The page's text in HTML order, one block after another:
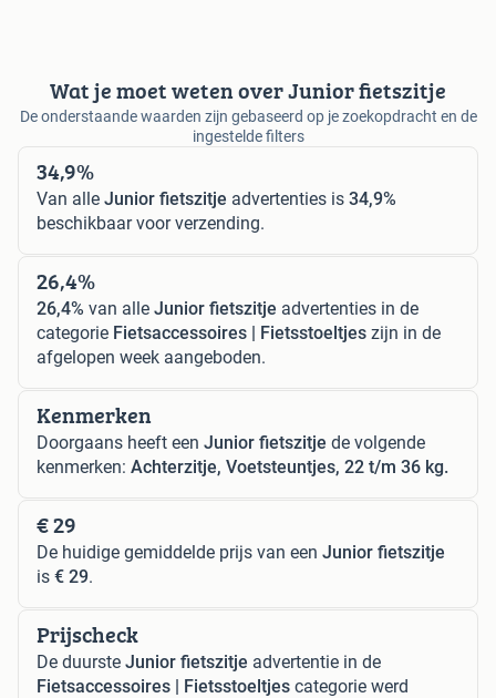
Wat je moet weten over Junior fietszitje
De onderstaande waarden zijn gebaseerd op je zoekopdracht en de
ingestelde filters
34,9%
Van alle Junior fietszitje advertenties is 34,9%
beschikbaar voor verzending.
26,4%
26,4% van alle Junior fietszitje advertenties in de
categorie Fietsaccessoires | Fietsstoeltjes zijn in de
afgelopen week aangeboden.
Kenmerken
Doorgaans heeft een Junior fietszitje de volgende
kenmerken: Achterzitje, Voetsteuntjes, 22 t/m 36 kg.
€ 29
De huidige gemiddelde prijs van een Junior fietszitje
is € 29.
Prijscheck
De duurste Junior fietszitje advertentie in de
Fietsaccessoires | Fietsstoeltjes categorie werd